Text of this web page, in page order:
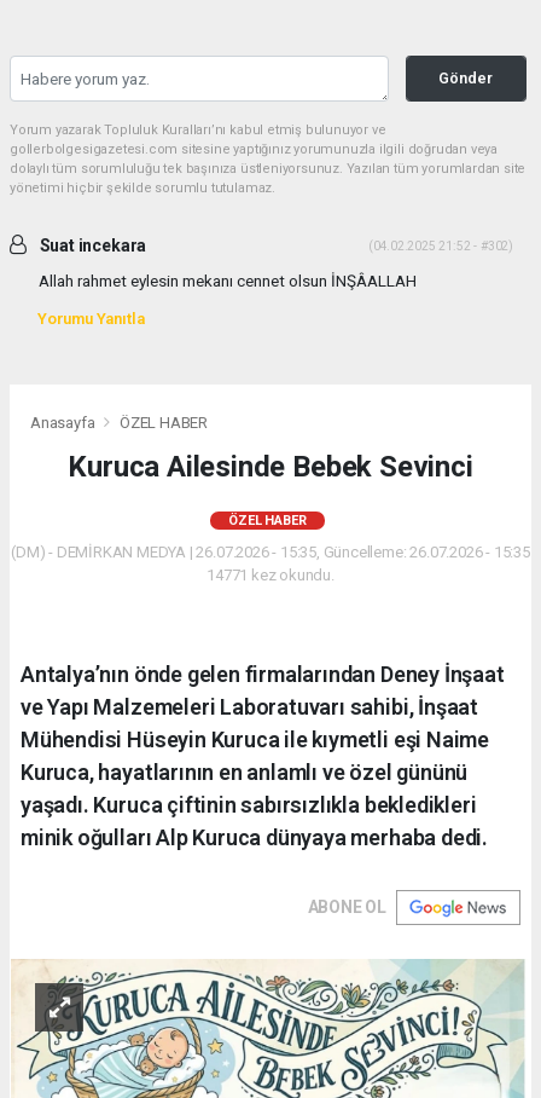
Gönder
Yorum yazarak Topluluk Kuralları’nı kabul etmiş bulunuyor ve
gollerbolgesigazetesi.com sitesine yaptığınız yorumunuzla ilgili doğrudan veya
dolaylı tüm sorumluluğu tek başınıza üstleniyorsunuz. Yazılan tüm yorumlardan site
yönetimi hiçbir şekilde sorumlu tutulamaz.
Suat incekara (04.02.2025 21:52 - #302)
Allah rahmet eylesin mekanı cennet olsun İNŞÂALLAH
Yorumu Yanıtla
Anasayfa ÖZEL HABER
Kuruca Ailesinde Bebek Sevinci
ÖZEL HABER
(DM) - DEMİRKAN MEDYA | 26.07.2026 - 15:35, Güncelleme: 26.07.2026 - 15:35
14771 kez okundu.
Antalya’nın önde gelen firmalarından Deney İnşaat
ve Yapı Malzemeleri Laboratuvarı sahibi, İnşaat
Mühendisi Hüseyin Kuruca ile kıymetli eşi Naime
Kuruca, hayatlarının en anlamlı ve özel gününü
yaşadı. Kuruca çiftinin sabırsızlıkla bekledikleri
minik oğulları Alp Kuruca dünyaya merhaba dedi.
ABONE OL